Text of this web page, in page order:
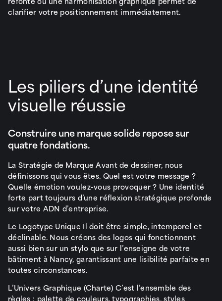
clarifier votre positionnement immédiatement.
Les piliers d’une identité
visuelle réussie
Construire une marque solide repose sur
quatre fondations.
La Stratégie de Marque Avant de dessiner, nous
définissons qui vous êtes. Quel est votre message ?
Quelle émotion voulez-vous provoquer ? Une identité
forte part toujours d’une réflexion stratégique profonde
sur votre ADN d’entreprise.
Le Logotype Unique Il doit être simple, intemporel et
déclinable. Nous créons des logos qui fonctionnent
aussi bien sur un stylo que sur l’enseigne de votre
bâtiment à Nancy, garantissant une lisibilité parfaite en
toutes circonstances.
L’Univers Graphique (Charte) C’est l’ensemble des
règles : palette de couleurs, typographies, styles